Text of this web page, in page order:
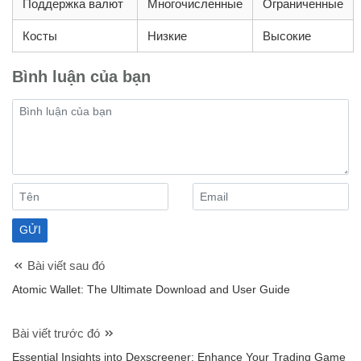
Поддержка валют Многочисленные Ограниченные
Косты Низкие Высокие
Bình luận của bạn
Bài viết sau đó
Atomic Wallet: The Ultimate Download and User Guide
Bài viết trước đó
Essential Insights into Dexscreener: Enhance Your Trading Game